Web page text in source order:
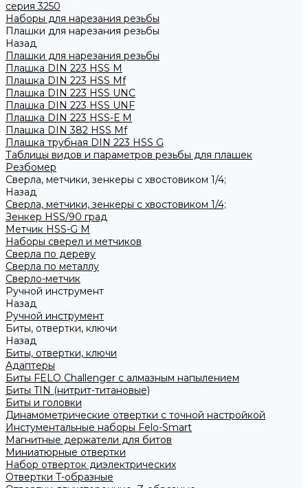
серия 3250
Наборы для нарезания резьбы
Плашки для нарезания резьбы
Назад
Плашки для нарезания резьбы
Плашка DIN 223 HSS M
Плашка DIN 223 HSS Mf
Плашка DIN 223 HSS UNC
Плашка DIN 223 HSS UNF
Плашка DIN 223 HSS-Е M
Плашка DIN 382 HSS Mf
Плашка трубная DIN 223 HSS G
Таблицы видов и параметров резьбы для плашек
Резбомер
Сверла, метчики, зенкеры с хвостовиком 1/4;
Назад
Сверла, метчики, зенкеры с хвостовиком 1/4;
Зенкер HSS/90 град
Метчик HSS-G М
Наборы сверел и метчиков
Сверла по дереву
Сверла по металлу
Сверло-метчик
Ручной инструмент
Назад
Ручной инструмент
Биты, отвертки, ключи
Назад
Биты, отвертки, ключи
Адаптеры
Биты FELO Challenger с алмазным напылением
Биты TIN (нитрит-титановые)
Биты и головки
Динамометрические отвертки с точной настройкой
Инстументальные наборы Felo-Smart
Магнитные держатели для битов
Миниатюрные отвертки
Набор отверток диэлектрических
Отвертки T-образные